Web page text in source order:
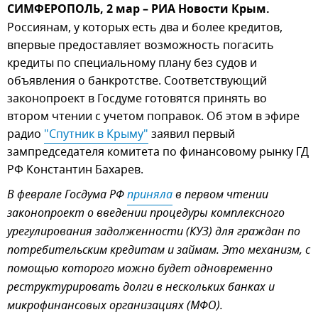
СИМФЕРОПОЛЬ, 2 мар – РИА Новости Крым.
Россиянам, у которых есть два и более кредитов,
впервые предоставляет возможность погасить
кредиты по специальному плану без судов и
объявления о банкротстве. Соответствующий
законопроект в Госдуме готовятся принять во
втором чтении с учетом поправок. Об этом в эфире
радио "Спутник в Крыму" заявил первый
зампредседателя комитета по финансовому рынку ГД
РФ Константин Бахарев.
В феврале Госдума РФпринялав первом чтении
законопроект о введении процедуры комплексного
урегулирования задолженности (КУЗ) для граждан по
потребительским кредитам и займам. Это механизм, с
помощью которого можно будет одновременно
реструктурировать долги в нескольких банках и
микрофинансовых организациях (МФО).